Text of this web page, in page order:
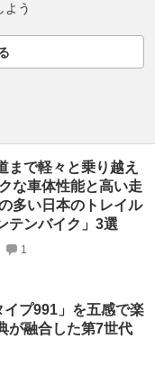
よう
まで軽々と乗り越え
な車体性能と高い走
多い日本のトレイル
テンバイク」3選
1
プ991」を五感で楽
が融合した第7世代